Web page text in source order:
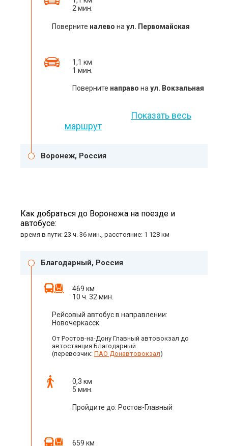
2 мин.
Поверните налево на ул. Первомайская
1,1 км
1 мин.
Поверните направо на ул. Вокзальная
Показать весь
маршрут
Воронеж, Россия
Как добраться до Воронежа на поезде и
автобусе:
время в пути: 23 ч. 36 мин., расстояние: 1 128 км
Благодарный, Россия
469 км
10 ч. 32 мин.
Рейсовый автобус в направлении:
Новочеркасск
От Ростов-на-Дону Главный автовокзал до
автостанция Благодарный
(перевозчик: ПАО Донавтовокзал)
0,3 км
5 мин.
Пройдите до: Ростов-Главный
659 км